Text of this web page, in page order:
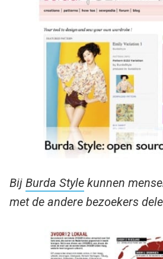
Bij Burda Style kunnen
met de andere bezoekers